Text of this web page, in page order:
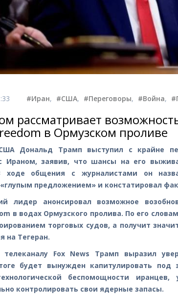
#Иран, #США, #Переговоры, #Война,
рассматривает
в Ормузском проливе
Дональд Трамп выступил с крайне
Ираном, заявив, что шансы на его
ходе общения с журналистами он
предложением» и констатировал
лидер анонсировал возможное
в водах Ормузского пролива. По его
торговых судов, а получит
на Тегеран.
Fox News Трамп выразил
будет вынужден капитулировать
беспомощности
контролировать свои ядерные запасы.